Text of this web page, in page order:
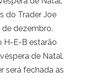
do Trader Joe
dezembro.
H-E-B estarão
de Natal.
será fechada às